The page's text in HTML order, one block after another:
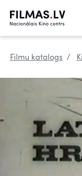
Filmu katalogs